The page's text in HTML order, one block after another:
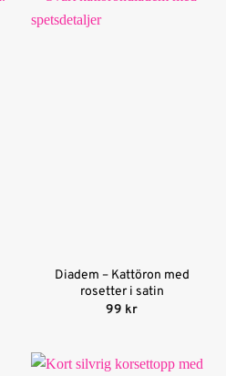
Diadem – Kattöron med
rosetter i satin
99 kr